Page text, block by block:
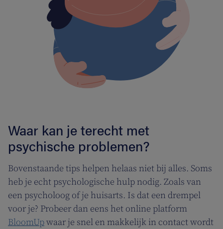
Waar kan je terecht met
psychische problemen?
Bovenstaande tips helpen helaas niet bij alles. Soms
heb je echt psychologische hulp nodig. Zoals van
een psycholoog of je huisarts. Is dat een drempel
voor je? Probeer dan eens het online platform
BloomUpwaar je snel en makkelijk in contact wordt